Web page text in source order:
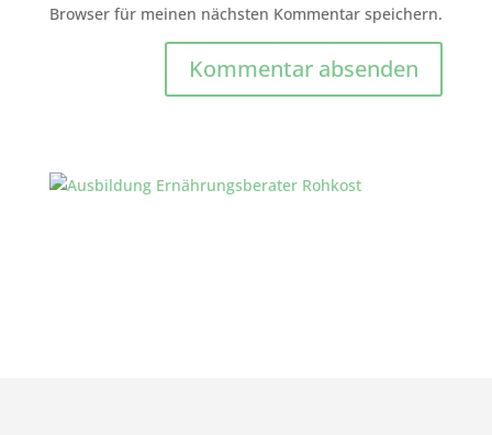
Browser für meinen nächsten Kommentar speichern.